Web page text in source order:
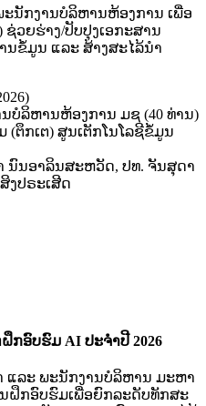
ນັກງານບໍລິຫານຫ້ອງການ ເພື່ອ
ຊ່ວຍຮ່າງ/ປັບປຸງເອກະສານ
ຂໍ້ມູນ ແລະ ສ້າງສະໄລ້ນຳ
ບໍລິຫານຫ້ອງການ ມຊ (40 ທ່ານ)
(ຕຶກເຕ) ສູນເຕັກໂນໂລຊີຂໍ້ມູນ
ນົນອາລິນສະຫວັດ, ປທ. ຈັນສຸດາ
ງປຣະເສີດ
ອົບຮົມ AI ປະຈຳປີ 2026
ແລະ ພະນັກງານບໍລິຫານ ມະຫາ
ຝຶກອົບຮົມເພື່ອຍົກລະດັບທັກສະ